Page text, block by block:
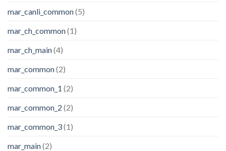
mar_canli_common(5)
mar_ch_common(1)
mar_ch_main(4)
mar_common(2)
mar_common_1 (2)
mar_common_2 (2)
mar_common_3(1)
mar_main(2)